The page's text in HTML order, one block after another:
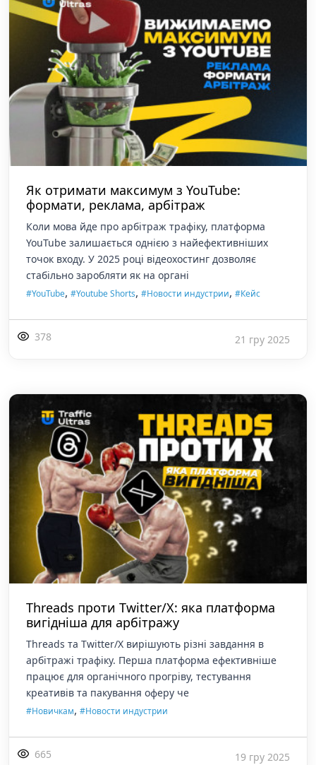
Як отримати максимум з YouTube:
формати, реклама, арбітраж
Коли мова йде про арбітраж трафіку, платформа
YouTube залишається однією з найефективніших
точок входу. У 2025 році відеохостинг дозволяє
стабільно заробляти як на органі
#YouTube, #Youtube Shorts, #Новости индустрии, #Кейс
378 21 гру 2025
Threads проти Twitter/X: яка платформа
вигідніша для арбітражу
Threads та Twitter/X вирішують різні завдання в
арбітражі трафіку. Перша платформа ефективніше
працює для органічного прогріву, тестування
креативів та пакування оферу че
#Новичкам, #Новости индустрии
665 19 гру 2025